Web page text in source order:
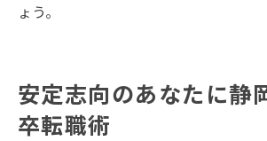
ょう。
安定志向のあなたに静
卒転職術